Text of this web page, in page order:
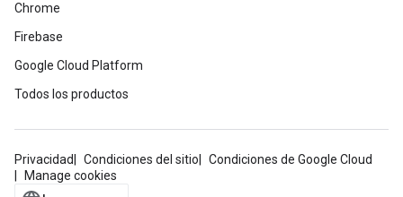
Chrome
Firebase
Google Cloud Platform
Todos los productos
Privacidad Condiciones del sitio
Condiciones de Google Cloud
Manage cookies